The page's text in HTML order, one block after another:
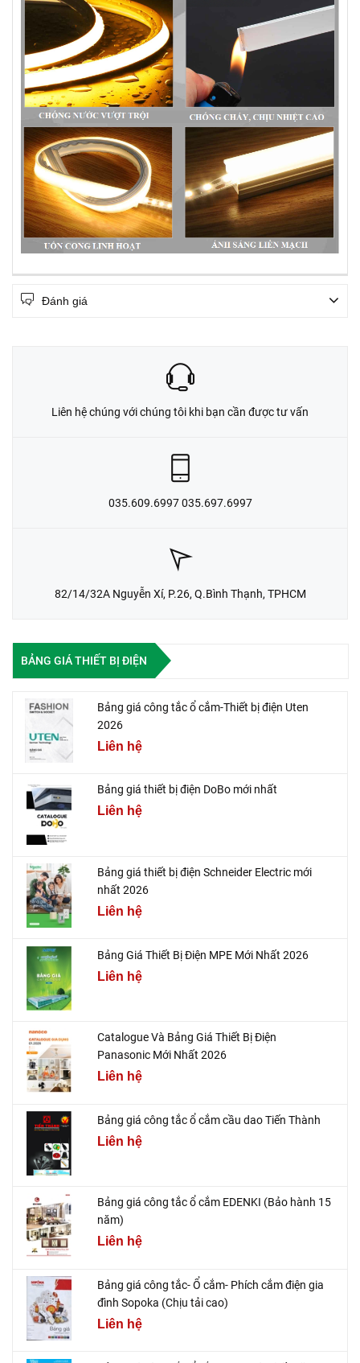
Đánh giá
Liên hệ chúng với chúng tôi khi bạn cần được tư vấn
035.609.6997 035.697.6997
82/14/32A Nguyễn Xí, P.26, Q.Bình Thạnh, TPHCM
BẢNG GIÁ THIẾT BỊ ĐIỆN
Bảng giá công tắc ổ cắm-Thiết bị điện Uten
2026
Liên hệ
Bảng giá thiết bị điện DoBo mới nhất
Liên hệ
Bảng giá thiết bị điện Schneider Electric mới
nhất 2026
Liên hệ
Bảng Giá Thiết Bị Điện MPE Mới Nhất 2026
Liên hệ
Catalogue Và Bảng Giá Thiết Bị Điện
Panasonic Mới Nhất 2026
Liên hệ
Bảng giá công tắc ổ cắm cầu dao Tiến Thành
Liên hệ
Bảng giá công tắc ổ cắm EDENKI (Bảo hành 15
năm)
Liên hệ
Bảng giá công tắc- Ổ cắm- Phích cắm điện gia
đình Sopoka (Chịu tải cao)
Liên hệ